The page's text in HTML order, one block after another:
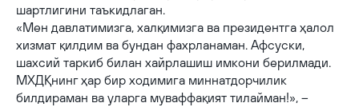
шартлигини таъкидлаган.
«Мен давлатимизга, халқимизга ва президентга ҳалол
хизмат қилдим ва бундан фахрланаман. Афсуски,
шахсий таркиб билан хайрлашиш имкони берилмади.
МХДҚнинг ҳар бир ходимига миннатдорчилик
билдираман ва уларга муваффақият тилайман!», –